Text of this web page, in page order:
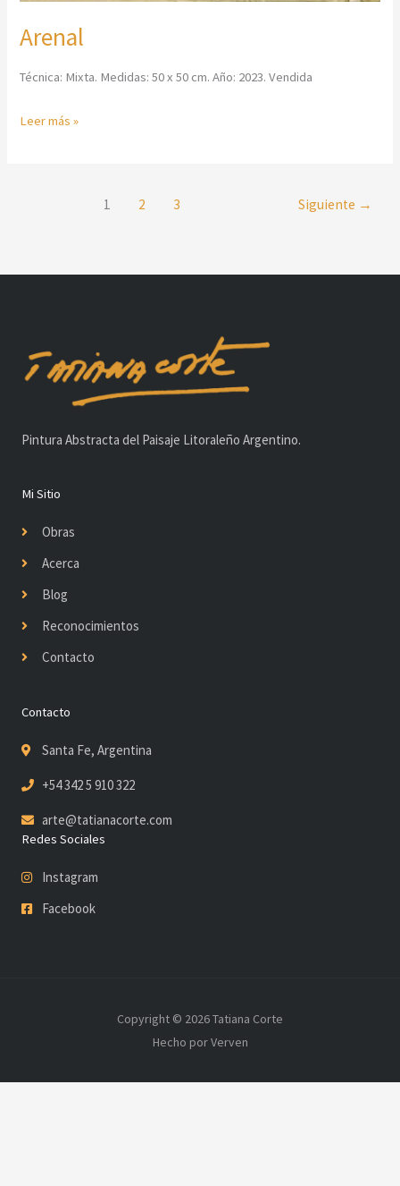
Arenal
Técnica: Mixta. Medidas: 50 x 50 cm. Año: 2023. Vendida
Leer más »
1 2 3 Siguiente →
Pintura Abstracta del Paisaje Litoraleño Argentino.
Mi Sitio
Obras
Acerca
Blog
Reconocimientos
Contacto
Contacto
Santa Fe, Argentina
+54 342 5 910 322
arte@tatianacorte.com
Redes Sociales
Instagram
Facebook
Copyright © 2026 Tatiana Corte
Hecho por Verven